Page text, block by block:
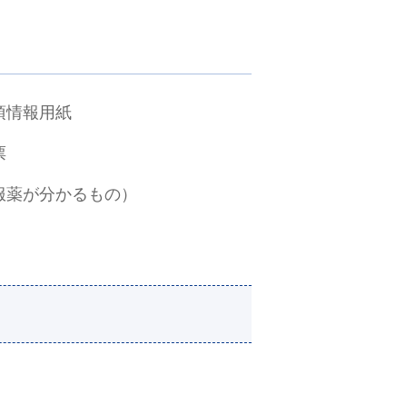
情報用紙
が分かるもの）